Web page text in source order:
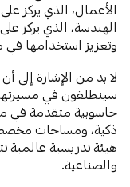
الأعمال، الذي يركز
الهندسة، الذي يركز
وتعزيز استخدامها
لا بد من الإشارة إلى
سينطلقون في
حاسوبية متقدمة في
ذكية، ومساحات
هيئة تدريسية عالمية
والصناعية.